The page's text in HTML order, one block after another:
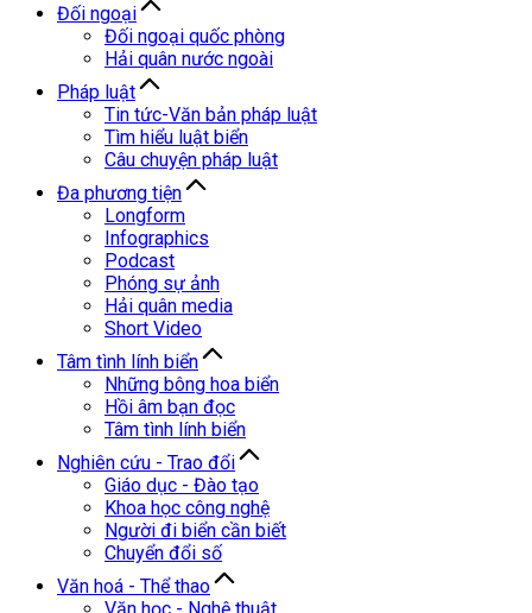
Đối ngoại
Đối ngoại quốc phòng
Hải quân nước ngoài
Pháp luật
Tin tức-Văn bản pháp luật
Tìm hiểu luật biển
Câu chuyện pháp luật
Đa phương tiện
Longform
Infographics
Podcast
Phóng sự ảnh
Hải quân media
Short Video
Tâm tình lính biển
Những bông hoa biển
Hồi âm bạn đọc
Tâm tình lính biển
Nghiên cứu - Trao đổi
Giáo dục - Đào tạo
Khoa học công nghệ
Người đi biển cần biết
Chuyển đổi số
Văn hoá - Thể thao
Văn học - Nghệ thuật